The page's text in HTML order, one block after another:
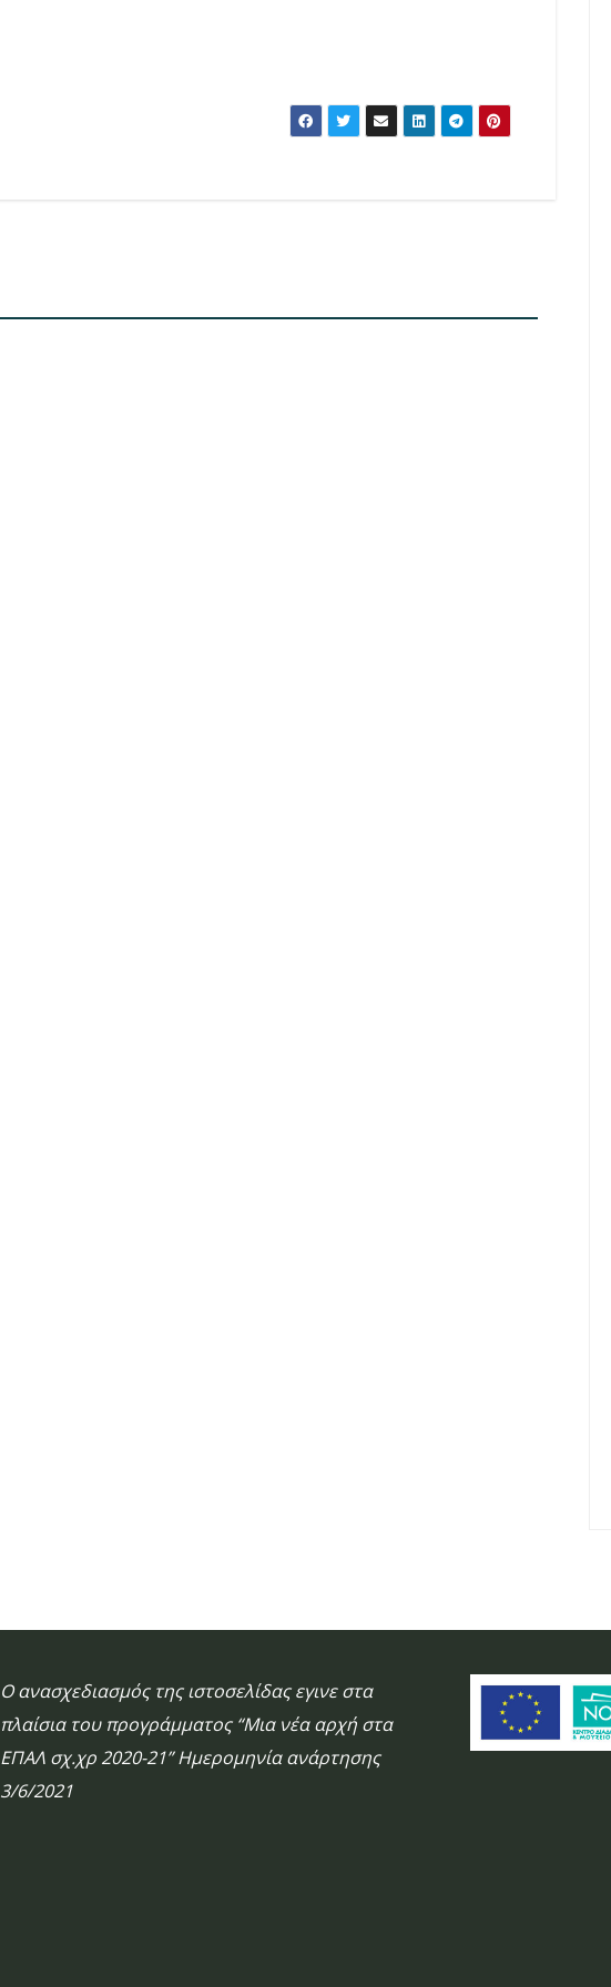
Ο ανασχεδιασμός της ιστοσελίδας εγινε στα
πλαίσια του προγράμματος “Μια νέα αρχή στα
ΕΠΑΛ σχ.χρ 2020-21” Ημερομηνία ανάρτησης
3/6/2021